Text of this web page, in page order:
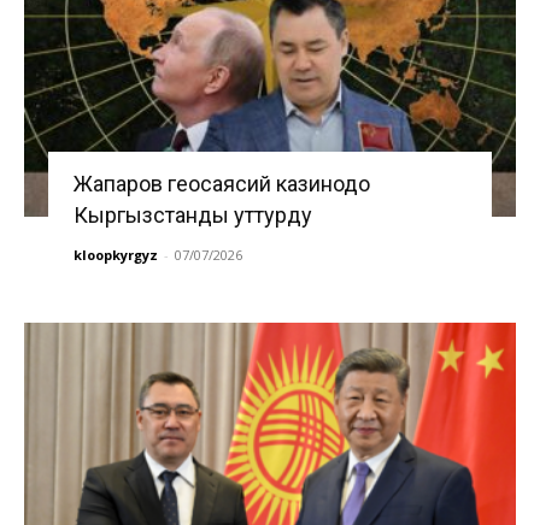
Жапаров геосаясий казинодо
Кыргызстанды уттурду
kloopkyrgyz - 07/07/2026